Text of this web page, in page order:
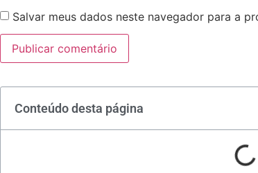
Salvar meus dados neste navegador para a
Conteúdo desta página